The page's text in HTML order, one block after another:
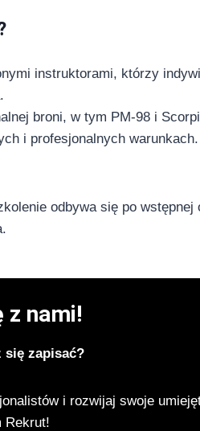
instruktorami, którzy
broni, w tym PM-98 i
i profesjonalnych warunkach.
odbywa się po wstępnej
z nami!
się zapisać?
i rozwijaj swoje
Rekrut!